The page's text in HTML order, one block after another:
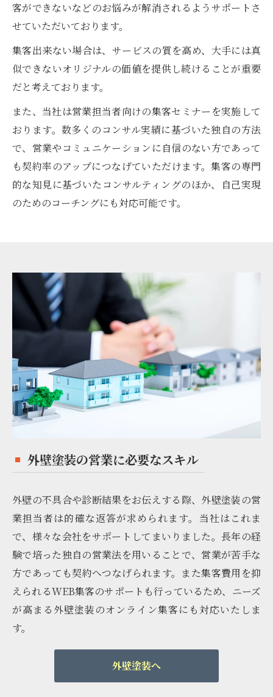
客ができないなどのお悩みが解消されるようサポートさ
せていただいております。
集客出来ない場合は、サービスの質を高め、大手には真
似できないオリジナルの価値を提供し続けることが重要
だと考えております。
また、当社は営業担当者向けの集客セミナーを実施して
おります。数多くのコンサル実績に基づいた独自の方法
で、営業やコミュニケーションに自信のない方であって
も契約率のアップにつなげていただけます。集客の専門
的な知見に基づいたコンサルティングのほか、自己実現
のためのコーチングにも対応可能です。
外壁塗装の営業に必要なスキル
外壁の不具合や診断結果をお伝えする際、外壁塗装の営
業担当者は的確な返答が求められます。当社はこれま
で、様々な会社をサポートしてまいりました。長年の経
験で培った独自の営業法を用いることで、営業が苦手な
方であっても契約へつなげられます。また集客費用を抑
えられるWEB集客のサポートも行っているため、ニーズ
が高まる外壁塗装のオンライン集客にも対応いたしま
す。
外壁塗装へ